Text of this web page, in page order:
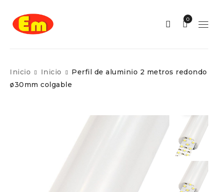
0
Inicio Inicio
Perfil de aluminio 2 metros redondo
ø30mm colgable